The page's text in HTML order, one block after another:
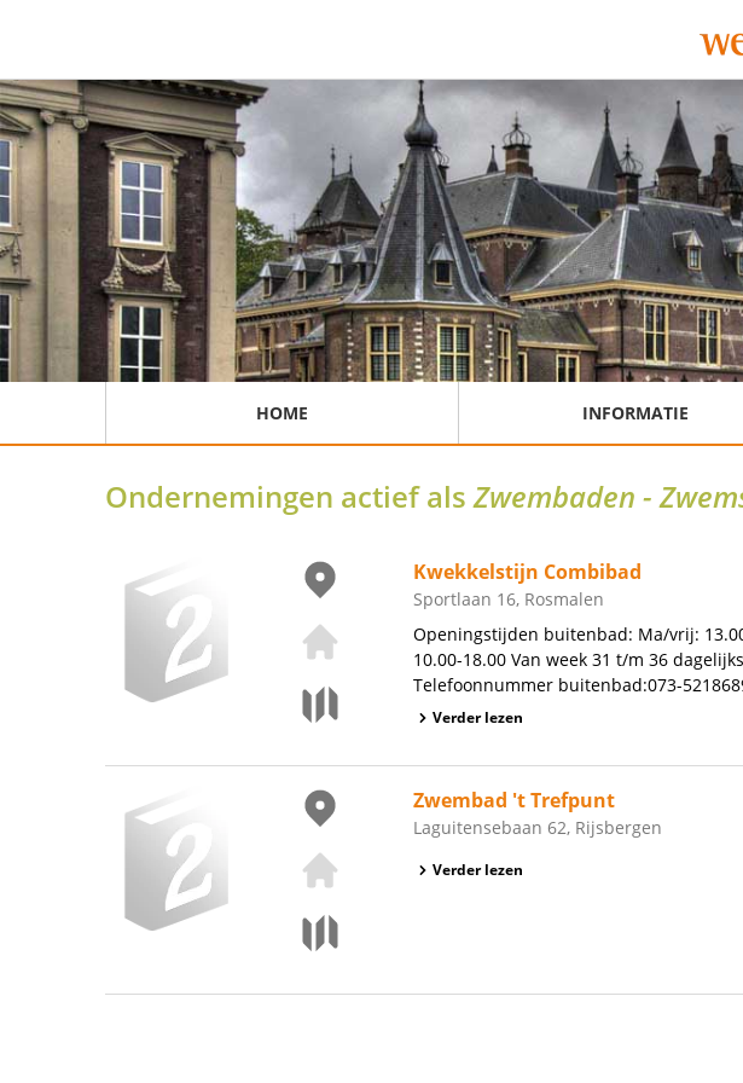
HOME INFORMATIE
Ondernemingen actief alsZwembaden -
Kwekkelstijn Combibad
Sportlaan 16, Rosmalen
Openingstijden buitenbad: Ma/vrij:
10.00-18.00 Van week 31 t/m 36
Telefoonnummer buitenbad:073-
Verder lezen
Zwembad 't Trefpunt
Laguitensebaan 62, Rijsbergen
Verder lezen